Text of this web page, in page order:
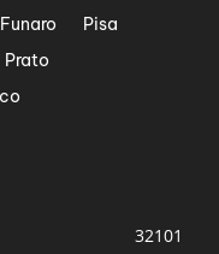
Pisa
Prato
32101